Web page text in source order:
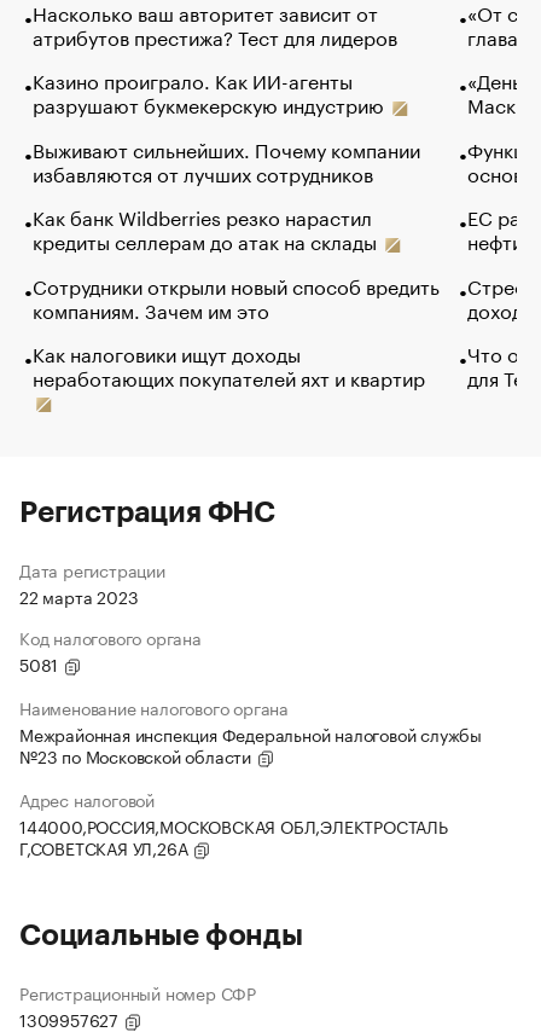
Насколько ваш авторитет зависит от
атрибутов престижа? Тест для лидеров
Казино проиграло. Как ИИ-агенты
разрушают букмекерскую индустрию
Выживают сильнейших. Почему компании
избавляются от лучших сотрудников
Как банк Wildberries резко нарастил
кредиты селлерам до атак на склады
Сотрудники открыли новый способ вредить
компаниям. Зачем им это
Как налоговики ищут доходы
неработающих покупателей яхт и квартир
«От
глава
Маск в
основ
ЕС
нефти
Что
для
Регистрация ФНС
Дата регистрации
22 марта 2023
Код налогового органа
5081
Наименование налогового органа
Межрайонная инспекция Федеральной налоговой службы
№23 по Московской области
Адрес налоговой
144000,РОССИЯ,МОСКОВСКАЯ ОБЛ,ЭЛЕКТРОСТАЛЬ
Г,СОВЕТСКАЯ УЛ,26А
Социальные фонды
Регистрационный номер СФР
1309957627